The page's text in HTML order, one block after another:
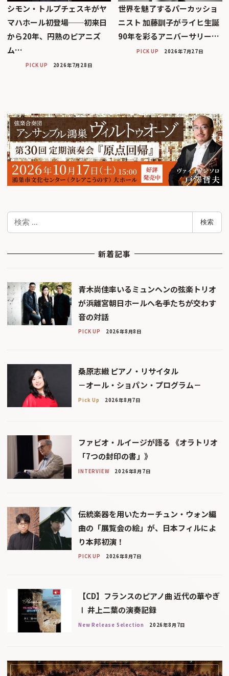
シモン・トルプチェスキがヤ
マハホール初登場──初来日
から20年、円熟のピアニズ
ム…
PICK UP 2026年7月28日
世界を魅了するパーカッショ
ニスト 加藤訓子がライヒ生誕
90年を彩るアニバーサリー…
PICK UP 2026年7月27日
検
検索
新着記事
青木尚佳率いるミュンヘンの弦楽トリオ
が浜離宮朝日ホールへ――名手たちが交わす
音の対話
PICK UP 2026年8月8日
桑原志織 ピアノ・リサイタル
－オール・ショパン・プログラム－
Pick Up 2026年8月7日
ファビオ・ルイージが語る 《オラトリオ
「7つの封印の書」》
INTERVIEW 2026年8月7日
伝統楽器を用いたカーチュン・ウォン編
曲の「展覧会の絵」が、日本フィルによ
り本邦初演！
PICK UP 2026年8月7日
【CD】フランスのピアノ曲 近代の華やぎ
Ⅰ 井上二葉の演奏記録
New Release Selection 2026年8月7日